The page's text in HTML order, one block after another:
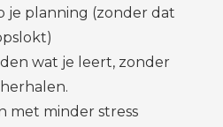
je planning (zonder dat
wat je leert, zonder
met minder stress